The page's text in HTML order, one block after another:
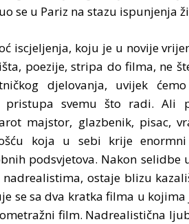
se u Pariz na stazu ispunjenja
iscjeljenja, koju je u novije
poezije, stripa do filma, ne
djelovanja, uvijek
pristupa svemu što radi. Ali
majstor, glazbenik, pisac,
koja u sebi krije
podsvjetova. Nakon selidbe
ostaje blizu
se sa dva kratka filma u
film. Nadrealistična